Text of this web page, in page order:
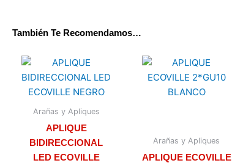
También Te Recomendamos…
Arañas y Apliques
APLIQUE
BIDIRECCIONAL
LED ECOVILLE
Arañas y Apliques
APLIQUE ECOVILLE